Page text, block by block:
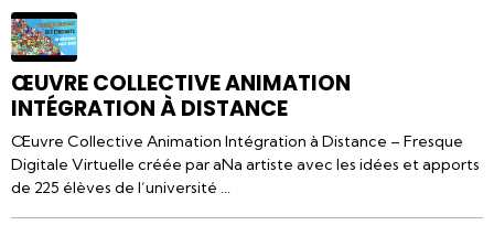
ŒUVRE COLLECTIVE ANIMATION
INTÉGRATION À DISTANCE
Œuvre Collective Animation Intégration à Distance – Fresque
Digitale Virtuelle créée par aNa artiste avec les idées et apports
de 225 élèves de l’université ...